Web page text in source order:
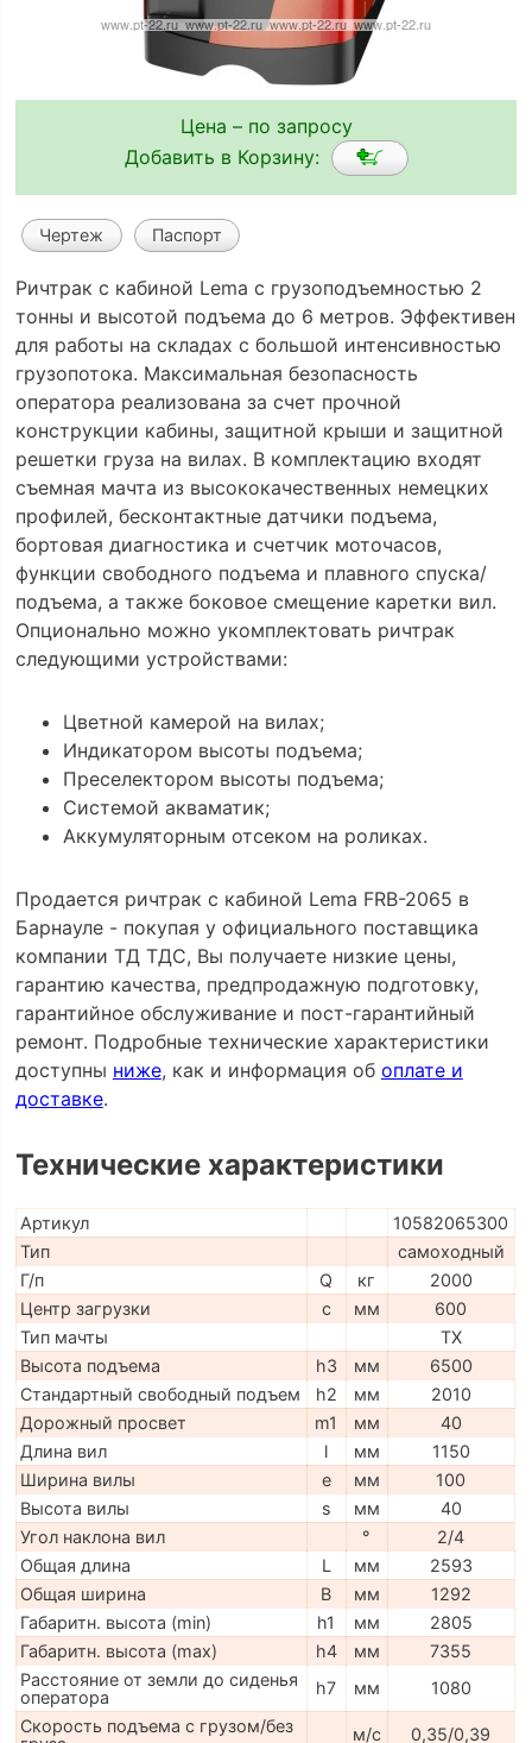
Цена – по запросу
Добавить в Корзину:
Чертеж Паспорт
Ричтрак с кабиной Lema с грузоподъемностью 2
тонны и высотой подъема до 6 метров. Эффективен
для работы на складах с большой интенсивностью
грузопотока. Максимальная безопасность
оператора реализована за счет прочной
конструкции кабины, защитной крыши и защитной
решетки груза на вилах. В комплектацию входят
съемная мачта из высококачественных немецких
профилей, бесконтактные датчики подъема,
бортовая диагностика и счетчик моточасов,
функции свободного подъема и плавного спуска/
подъема, а также боковое смещение каретки вил.
Опционально можно укомплектовать ричтрак
следующими устройствами:
Цветной камерой на вилах;
Индикатором высоты подъема;
Преселектором высоты подъема;
Системой акваматик;
Аккумуляторным отсеком на роликах.
Продается ричтрак с кабиной Lema FRB-2065 в
Барнауле - покупая у официального поставщика
компании ТД ТДС, Вы получаете низкие цены,
гарантию качества, предпродажную подготовку,
гарантийное обслуживание и пост-гарантийный
ремонт. Подробные технические характеристики
доступны ниже, как и информация об оплате и
доставке.
Технические характеристики
Артикул
10582065300
Тип
самоходный
Г/п
Q кг
2000
Центр загрузки
c мм
600
Тип мачты
TX
Высота подъема
h3 мм
6500
Стандартный свободный подъем
h2 мм
2010
Дорожный просвет
m1 мм
40
Длина вил
l мм
1150
Ширина вилы
e мм
100
Высота вилы
s мм
40
Угол наклона вил
°
2/4
Общая длина
L мм
2593
Общая ширина
B мм
1292
Габаритн. высота (min)
h1 мм
2805
Габаритн. высота (max)
h4 мм
7355
Расстояние от земли до сиденья
оператора
h7 мм
1080
Скорость подъема с грузом/без
м/с 0,35/0,39